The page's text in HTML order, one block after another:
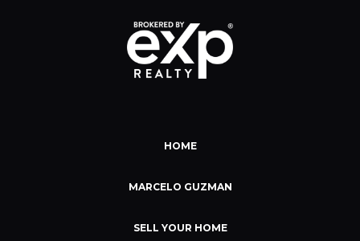
HOME
MARCELO GUZMAN
SELL YOUR HOME